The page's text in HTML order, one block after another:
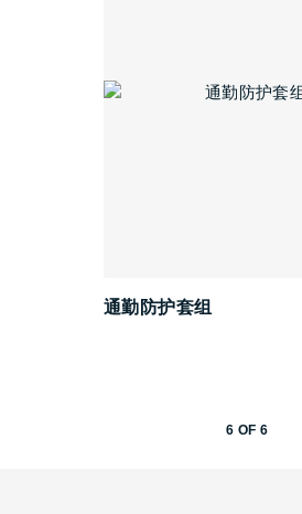
通勤防护套组
6 OF 6